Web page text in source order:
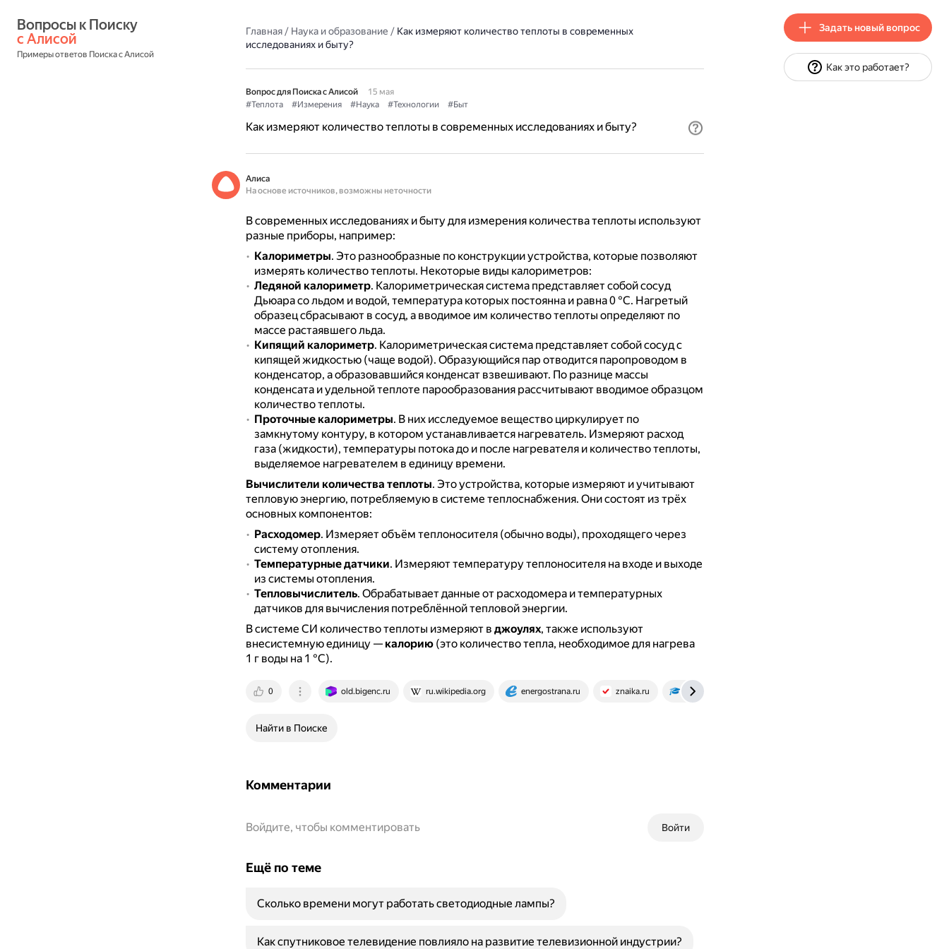
с Алисой
Примеры ответов Поиска с Алисой
Главная/ Наука и образование / Как измеряют количество теплоты в современных
исследованиях и быту?
Вопрос для Поиска с Алисой
15 мая
#Теплота
#Измерения #Наука #Технологии #Быт
Как измеряют количество теплоты в современных исследованиях и быту?
Алиса
На основе источников, возможны неточности
В современных исследованиях и быту для измерения количества теплоты используют
разные приборы, например:
Калориметры. Это разнообразные по конструкции устройства, которые позволяют
измерять количество теплоты. Некоторые виды калориметров:
Ледяной калориметр. Калориметрическая система представляет собой сосуд
Дьюара со льдом и водой, температура которых постоянна и равна 0 °C. Нагретый
образец сбрасывают в сосуд, а вводимое им количество теплоты определяют по
массе растаявшего льда.
Кипящий калориметр. Калориметрическая система представляет собой сосуд с
кипящей жидкостью (чаще водой). Образующийся пар отводится паропроводом в
конденсатор, а образовавшийся конденсат взвешивают. По разнице массы
конденсата и удельной теплоте парообразования рассчитывают вводимое образцом
количество теплоты.
Проточные калориметры. В них исследуемое вещество циркулирует по
замкнутому контуру, в котором устанавливается нагреватель. Измеряют расход
газа (жидкости), температуры потока до и после нагревателя и количество теплоты,
выделяемое нагревателем в единицу времени.
Вычислители количества теплоты. Это устройства, которые измеряют и учитывают
тепловую энергию, потребляемую в системе теплоснабжения. Они состоят из трёх
основных компонентов:
Расходомер. Измеряет объём теплоносителя (обычно воды), проходящего через
систему отопления.
Температурные датчики. Измеряют температуру теплоносителя на входе и выходе
из системы отопления.
Тепловычислитель. Обрабатывает данные от расходомера и температурных
датчиков для вычисления потреблённой тепловой энергии.
В системе СИ количество теплоты измеряют в джоулях, также используют
внесистемную единицу — калорию(это количество тепла, необходимое для нагрева
1 г воды на 1 °С).
0 old.bigenc.ru ru.wikipedia.org energostrana.ru znaika.ru zftsh.online
Найти в Поиске
Комментарии
Войти
Войдите, чтобы комментировать
Ещё по теме
Сколько времени могут работать светодиодные лампы?
Как спутниковое телевидение повлияло на развитие телевизионной индустрии?
Задать новый вопрос
Как это работает?